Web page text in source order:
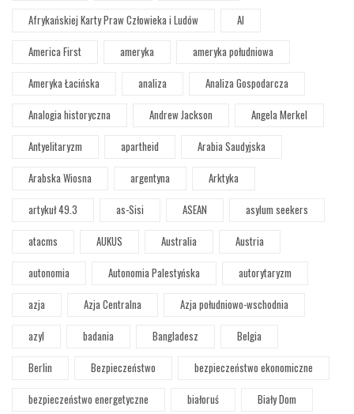
Afrykańskiej Karty Praw Człowieka i Ludów
AI
America First
ameryka
ameryka południowa
Ameryka Łacińska
analiza
Analiza Gospodarcza
Analogia historyczna
Andrew Jackson
Angela Merkel
Antyelitaryzm
apartheid
Arabia Saudyjska
Arabska Wiosna
argentyna
Arktyka
artykuł 49.3
as-Sisi ASEAN
asylum seekers
atacms
AUKUS Australia
Austria
autonomia
Autonomia Palestyńska
autorytaryzm
azja
Azja Centralna
Azja południowo-wschodnia
azyl
badania Bangladesz
Belgia
Berlin
Bezpieczeństwo
bezpieczeństwo ekonomiczne
bezpieczeństwo energetyczne
białoruś
Biały Dom